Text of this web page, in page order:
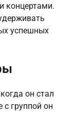
концертами.
успешных
он стал
с группой он